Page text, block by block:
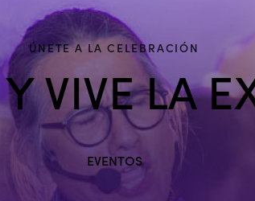
ÚNETE A LA CELEBRACIÓN
VIVE LA
EVENTOS